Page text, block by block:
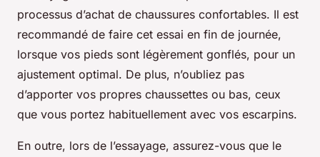
processus d’achat de chaussures confortables. Il est
recommandé de faire cet essai en fin de journée,
lorsque vos pieds sont légèrement gonflés, pour un
ajustement optimal. De plus, n’oubliez pas
d’apporter vos propres chaussettes ou bas, ceux
que vous portez habituellement avec vos escarpins.
En outre, lors de l’essayage, assurez-vous que le